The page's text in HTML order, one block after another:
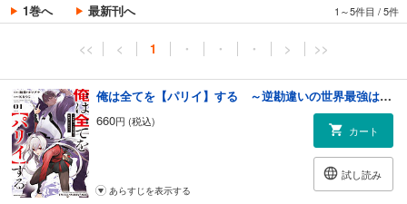
1巻へ 最新刊へ 1～5件目 /5件
<< < 1 ・ ・ ・ > >>
俺は全てを【パリイ】する ～逆勘違いの世界最強は冒険者の夢をみる～１
660円 (税込)
カート
試し読み
あらすじを表示する